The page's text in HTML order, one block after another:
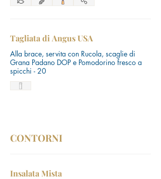
Tagliata di Angus USA
Alla brace, servita con Rucola, scaglie di
Grana Padano DOP e Pomodorino fresco a
spicchi - 20
CONTORNI
Insalata Mista